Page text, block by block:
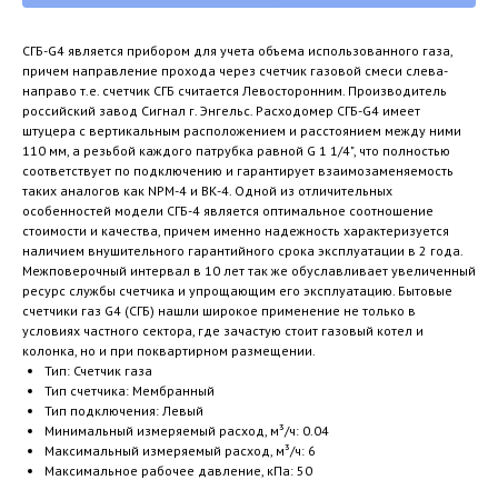
СГБ-G4 является прибором для учета объема использованного газа,
причем направление прохода через счетчик газовой смеси слева-
направо т.е. счетчик СГБ считается Левосторонним. Производитель
российский завод Сигнал г. Энгельс. Расходомер СГБ-G4 имеет
штуцера с вертикальным расположением и расстоянием между ними
110 мм, а резьбой каждого патрубка равной G 1 1/4", что полностью
соответствует по подключению и гарантирует взаимозаменяемость
таких аналогов как NPM-4 и ВК-4. Одной из отличительных
особенностей модели СГБ-4 является оптимальное соотношение
стоимости и качества, причем именно надежность характеризуется
наличием внушительного гарантийного срока эксплуатации в 2 года.
Межповерочный интервал в 10 лет так же обуславливает увеличенный
ресурс службы счетчика и упрощающим его эксплуатацию. Бытовые
счетчики газ G4 (СГБ) нашли широкое применение не только в
условиях частного сектора, где зачастую стоит газовый котел и
колонка, но и при поквартирном размещении.
Тип: Счетчик газа
Тип счетчика: Мембранный
Тип подключения: Левый
Минимальный измеряемый расход, м³/ч: 0.04
Максимальный измеряемый расход, м³/ч: 6
Максимальное рабочее давление, кПа: 50